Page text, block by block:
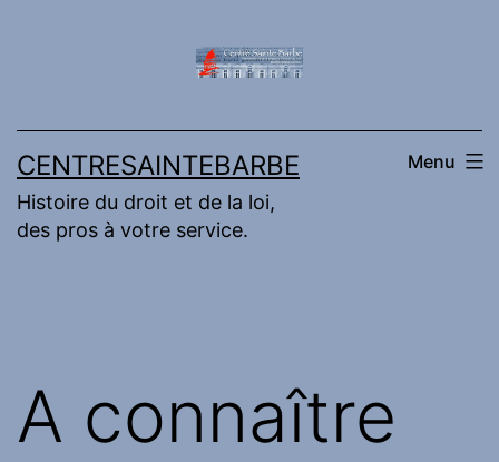
CENTRESAINTEBARBE
Histoire du droit et de la loi,
des pros à votre service.
Menu
A connaître